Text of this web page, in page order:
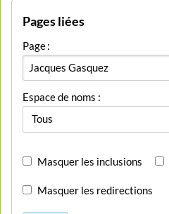
navigation
recherche
Pages liées
Page :
Espace de noms :
Tous
Masquer les inclusions
Masquer les redirections